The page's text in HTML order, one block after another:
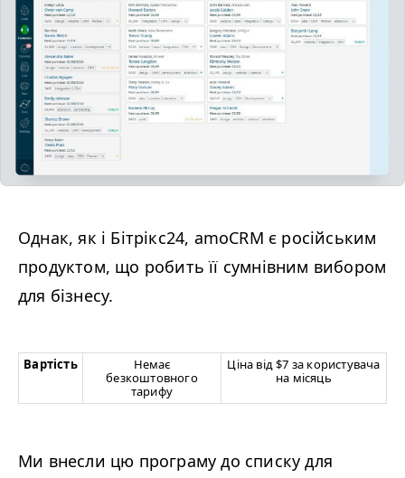
Однак, як і Бітрікс24, amoCRM є російським
продуктом, що робить її сумнівним вибором
для бізнесу.
Вартість
Немає
безкоштовного
тарифу
Ціна від $7 за користувача
на місяць
Ми внесли цю програму до списку для